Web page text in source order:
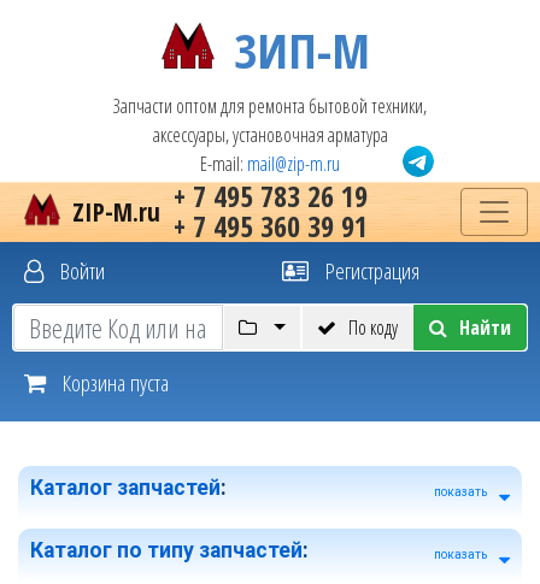
ЗИП-М
Запчасти оптом для ремонта бытовой техники,
аксессуары, установочная арматура
E-mail: mail@zip-m.ru
+ 7 495 783 26 19
+ 7 495 360 39 91
ZIP-M.ru
Войти Регистрация
По коду Найти
Корзина пуста
Каталог запчастей: показать
Каталог по типу запчастей: показать